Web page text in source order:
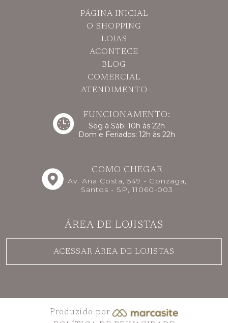
PÁGINA INICIAL
O SHOPPING
LOJAS
ACONTECE
BLOG
COMERCIAL
ATENDIMENTO
FUNCIONAMENTO:
Seg à Sáb: 10h às 22h
Dom e Feriados: 12h às 22h
COMO CHEGAR
Av. Ana Costa, 549 - Gonzaga,
Santos - SP, 11060-003
ÁREA DE LOJISTAS
ACESSAR ÁREA DE LOJISTAS
Produzido por